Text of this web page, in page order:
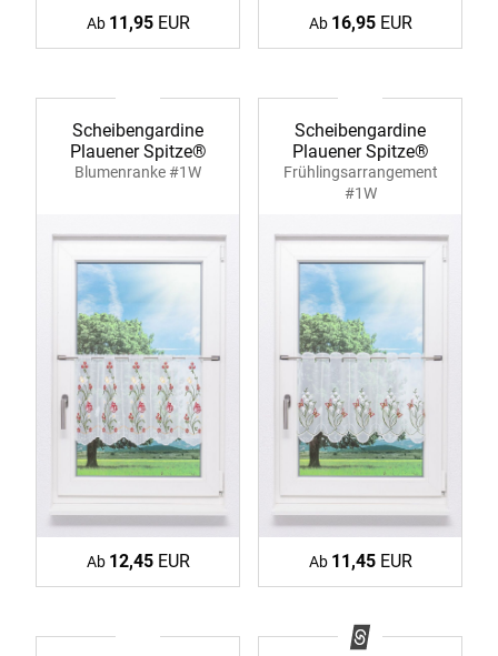
Ab 11,95EUR Ab 16,95EUR
Scheibengardine
Plauener Spitze®
Blumenranke #1W
Ab 12,45EUR
Scheibengardine
Plauener Spitze®
Frühlingsarrangement
#1W
Ab 11,45EUR